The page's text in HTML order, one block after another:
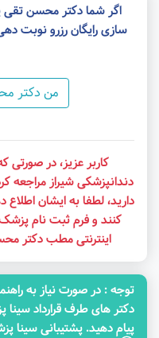
اگر شما دکتر محسن تقی
سازی رایگان رزرو نوبت
من دکتر
کاربر عزیز، در
دندانپزشکی شیراز مراجعه
دارید، لطفا به ایشان
کنند و فرم ثبت نام پزشک
اینترنتی مطب دکتر
توجه‌ : در صورت نیاز به
پیام دهید. پشتیبانی سینا پزشک 09178810721 /